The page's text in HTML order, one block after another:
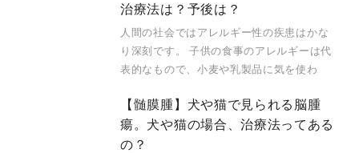
治療法は？予後は？
人間の社会ではアレルギー性の疾患はかな
り深刻です。 子供の食事のアレルギーは代
表的なもので、小麦や乳製品に気を使わ
【髄膜腫】犬や猫で見られる脳腫
瘍。犬や猫の場合、治療法ってある
の？